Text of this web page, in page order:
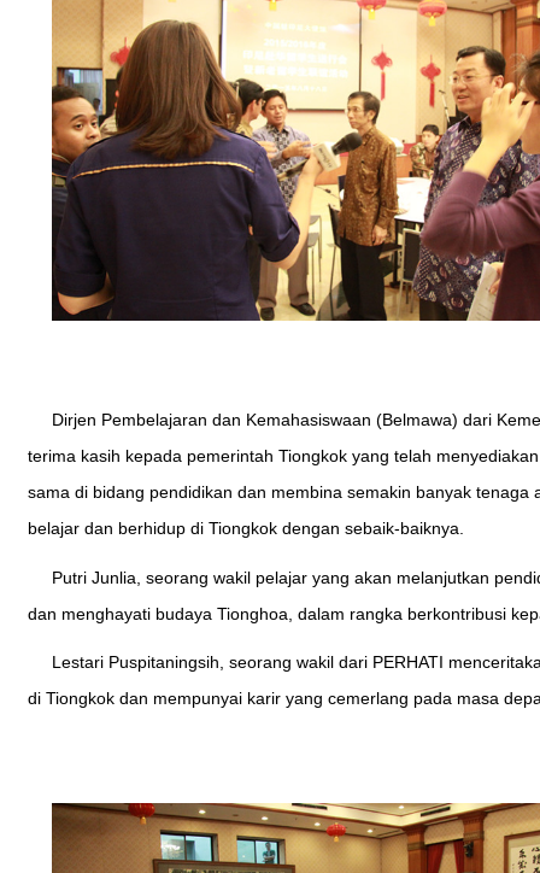
Dirjen Pembelajaran dan Kemahasiswaan (Belmawa) dari
terima kasih kepada pemerintah Tiongkok yang telah
sama di bidang pendidikan dan membina semakin banyak
belajar dan berhidup di Tiongkok dengan sebaik-baiknya.
Putri Junlia, seorang wakil pelajar yang akan melanjutkan
dan menghayati budaya Tionghoa, dalam rangka berkontribusi
Lestari Puspitaningsih, seorang wakil dari PERHATI
di Tiongkok dan mempunyai karir yang cemerlang pada masa